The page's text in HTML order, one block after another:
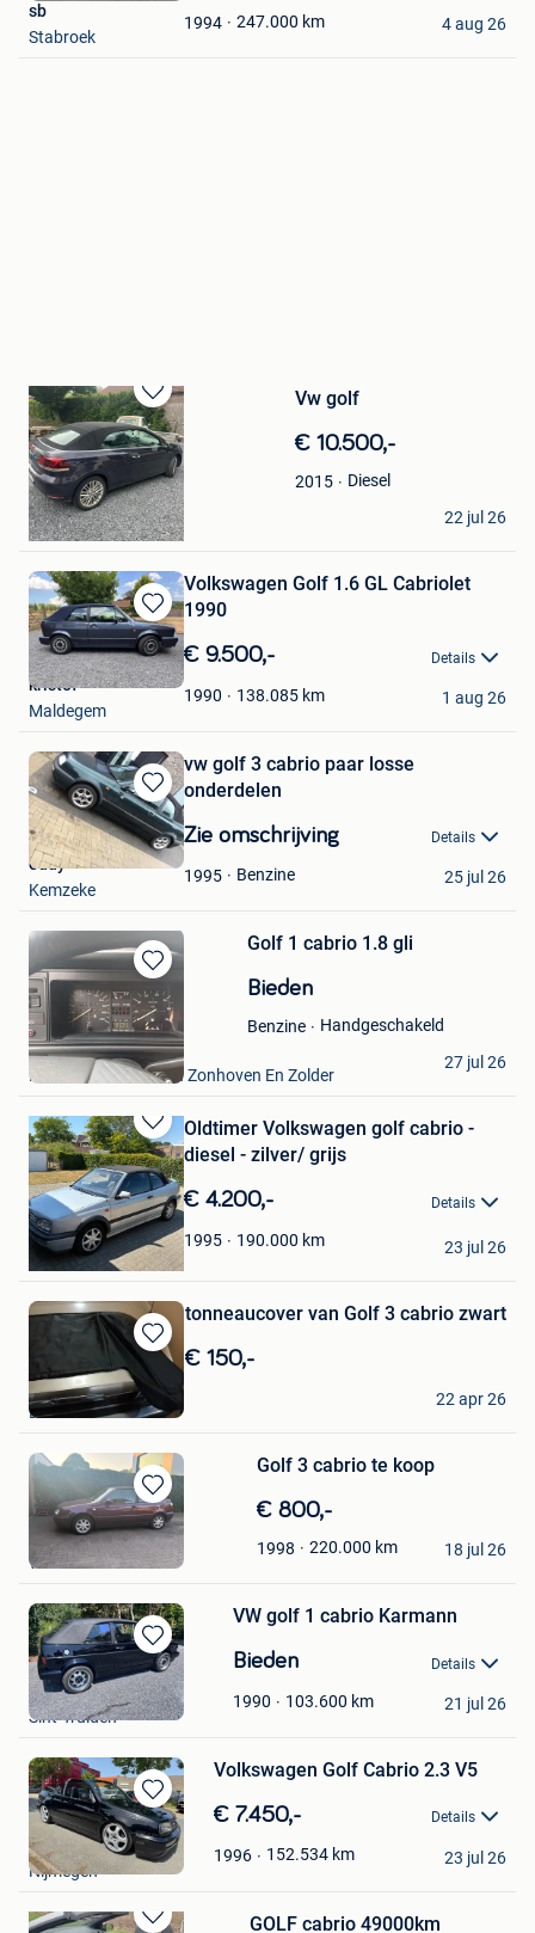
Favorieten1994 247.000 km
sb
Stabroek
4 aug 26
Bewaren
in
Mijn
Favorieten
Vw golf
€ 10.500,-
2015
Diesel
mario
Lanaken
22 jul 26
Bewaren
in
Mijn
Favorieten
Volkswagen Golf 1.6 GL Cabriolet
1990
€ 9.500,- Details
1990 138.085 km
kristof
Maldegem
1 aug 26
Bewaren
in
Mijn
Favorieten
vw golf 3 cabrio paar losse
onderdelen
Zie omschrijving Details
1995 Benzine
eddy
Kemzeke
25 jul 26
Bewaren
in
Mijn
Favorieten
Golf 1 cabrio 1.8 gli
Bieden
Benzine
Handgeschakeld
David
Houthalen+ Deel Van Zonhoven En Zolder
27 jul 26
Bewaren
in
Mijn
Favorieten
Oldtimer Volkswagen golf cabrio -
diesel - zilver/ grijs
€ 4.200,- Details
1995 190.000 km
Tom Van de Paar
Lommel
23 jul 26
Bewaren
in
Mijn
Favorieten
tonneaucover van Golf 3 cabrio zwart
€ 150,-
ivo vangelabbeek
Deurne
22 apr 26
Bewaren
in
Mijn
Favorieten
Golf 3 cabrio te koop
€ 800,-
1998 220.000 km
Sven g
Wuustwezel
18 jul 26
Bewaren
in
Mijn
Favorieten
VW golf 1 cabrio Karmann
Bieden Details
1990 103.600 km
Jelle
Sint-Truiden
21 jul 26
Bewaren
in
Mijn
Favorieten
Volkswagen Golf Cabrio 2.3 V5
€ 7.450,- Details
1996 152.534 km
Luc
Nijmegen
23 jul 26
GOLF cabrio 49000km